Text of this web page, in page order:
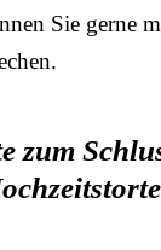
Sie gerne
zum